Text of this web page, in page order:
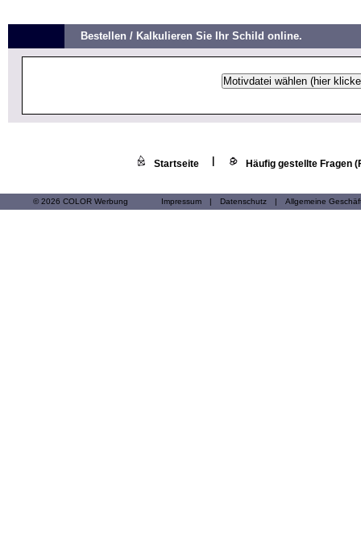
Bestellen / Kalkulieren Sie Ihr Schild online.
Startseite Häufig gestellte Fragen
© 2026 COLOR Werbung Impressum | Datenschutz | Allgemeine